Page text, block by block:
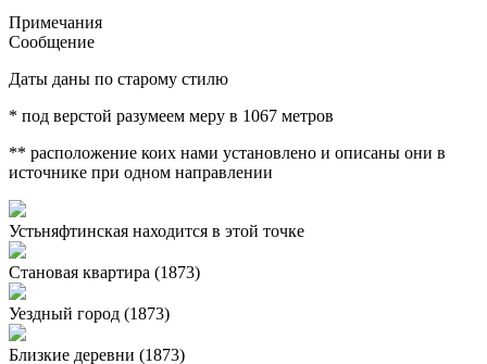
Примечания
Сообщение
Даты даны по старому стилю
* под верстой разумеем меру в 1067 метров
** расположение коих нами установлено и описаны они в
источнике при одном направлении
Устьняфтинская находится в этой точке
Становая квартира (1873)
Уездный город (1873)
Близкие деревни (1873)